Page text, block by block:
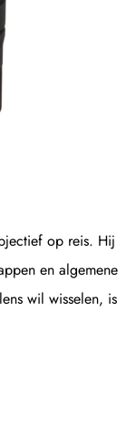
op reis. Hij
en algemene
wil wisselen, is